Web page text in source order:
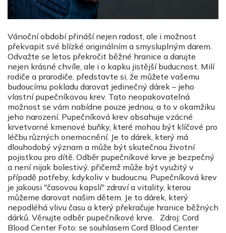
Vánoční období přináší nejen radost, ale i možnost
překvapit své blízké originálním a smysluplným darem.
Odvažte se letos překročit běžné hranice a darujte
nejen krásné chvíle, ale i o kapku jistější buducnost. Milí
rodiče a prarodiče, představte si, že můžete vašemu
budoucímu pokladu darovat jedinečný dárek – jeho
vlastní pupečníkovou krev. Tato neopakovatelná
možnost se vám nabídne pouze jednou, a to v okamžiku
jeho narození. Pupečníková krev obsahuje vzácné
krvetvorné kmenové buňky, které mohou být klíčové pro
léčbu různých onemocnění. Je to dárek, který má
dlouhodobý význam a může být skutečnou životní
pojistkou pro dítě. Odběr pupečníkové krve je bezpečný
a není nijak bolestivý, přičemž může být využitý v
případě potřeby, kdykoliv v budoucnu. Pupečníková krev
je jakousi "časovou kapslí" zdraví a vitality, kterou
můžeme darovat našim dětem. Je to dárek, který
nepodléhá vlivu času a který překračuje hranice běžných
dárků. Věnujte odběr pupečníkové krve. Zdroj: Cord
Blood Center Foto: se souhlasem Cord Blood Center